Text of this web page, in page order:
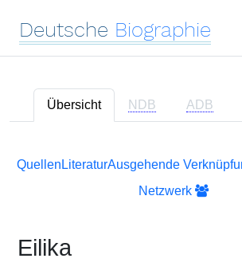
Deutsche Biographie
Übersicht NDB ADB
Quellen LiteraturAusgehende
Netzwerk
Eilika